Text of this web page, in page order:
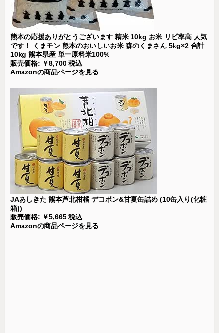
熊本の応援ありがとうございます 精米 10kg お米 リピ率高 人気
です！ くまモン 熊本のおいしいお米 森のくまさん 5kg×2 合計
10kg 熊本県産 単一原料米100%
販売価格: ￥8,700 税込
Amazonの商品ページを見る
JAあしきた 熊本芦北柑橘 デコポン&甘夏缶詰め (10缶入り(化粧
箱))
販売価格: ￥5,665 税込
Amazonの商品ページを見る